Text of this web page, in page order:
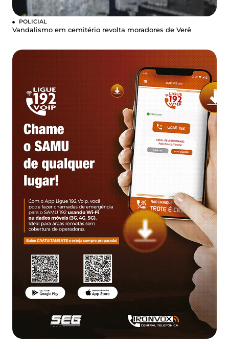
POLICIAL
Vandalismo em cemitério revolta moradores de Verê